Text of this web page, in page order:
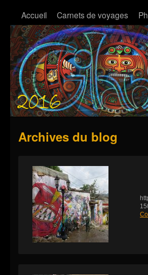
Accueil Carnets de voyages
Archives du blog